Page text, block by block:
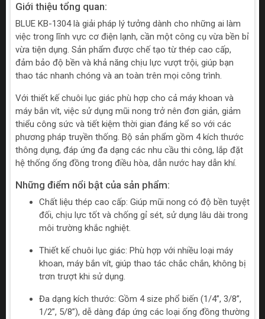
Giới thiệu tổng quan:
BLUE KB-1304 là giải pháp lý tưởng dành cho những ai làm
việc trong lĩnh vực cơ điện lạnh, cần một công cụ vừa bền bỉ
vừa tiện dụng. Sản phẩm được chế tạo từ thép cao cấp,
đảm bảo độ bền và khả năng chịu lực vượt trội, giúp bạn
thao tác nhanh chóng và an toàn trên mọi công trình.
Với thiết kế chuôi lục giác phù hợp cho cả máy khoan và
máy bắn vít, việc sử dụng mũi nong trở nên đơn giản, giảm
thiểu công sức và tiết kiệm thời gian đáng kể so với các
phương pháp truyền thống. Bộ sản phẩm gồm 4 kích thước
thông dụng, đáp ứng đa dạng các nhu cầu thi công, lắp đặt
hệ thống ống đồng trong điều hòa, dẫn nước hay dẫn khí.
Những điểm nổi bật của sản phẩm:
Chất liệu thép cao cấp: Giúp mũi nong có độ bền tuyệt
đối, chịu lực tốt và chống gỉ sét, sử dụng lâu dài trong
môi trường khắc nghiệt.
Thiết kế chuôi lục giác: Phù hợp với nhiều loại máy
khoan, máy bắn vít, giúp thao tác chắc chắn, không bị
trơn trượt khi sử dụng.
Đa dạng kích thước: Gồm 4 size phổ biến (1/4”, 3/8”,
1/2”, 5/8”), dễ dàng đáp ứng các loại ống đồng thường